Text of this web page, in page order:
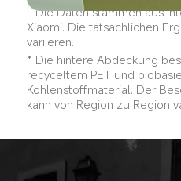
* Die Daten stammen aus
Xiaomi. Die tatsächlichen
variieren.
* Die hintere Abdeckung
recyceltem PET und
Kohlenstoffmaterial. Der
kann von Region zu Region